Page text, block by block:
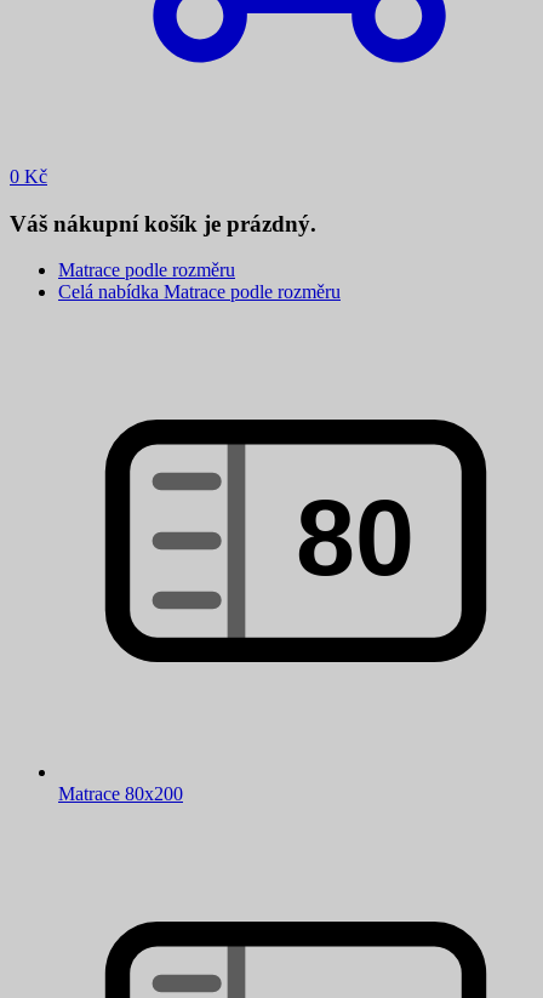
0 Kč
Váš nákupní košík je prázdný.
Matrace podle rozměru
Celá nabídka Matrace podle rozměru
Matrace 80x200